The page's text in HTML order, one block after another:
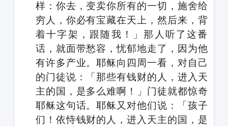
样：你去，变卖你所有的一切，施舍给
穷人，你必有宝藏在天上，然后来，背
着十字架，跟随我！」那人听了这番
话，就面带愁容，忧郁地走了，因为他
有许多产业。耶稣向四周一看，对自己
的门徒说：「那些有钱财的人，进入天
主的国，是多么难啊！」门徒就都惊奇
耶稣这句话。耶稣又对他们说：「孩子
们！依恃钱财的人，进入天主的国，是